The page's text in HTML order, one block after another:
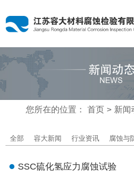
您所在的位置： 首页> 新闻
全部 容大新闻 行业资讯 腐蚀与
SSC硫化氢应力腐蚀试验